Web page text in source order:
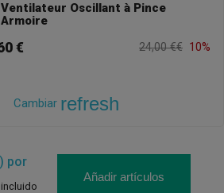
Ventilateur Oscillant à Pince
Armoire
€ 24,00 €€ 10%
Cambiar refresh
por
incluido
Añadir artículos